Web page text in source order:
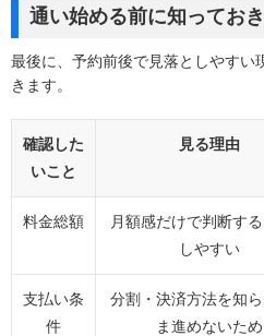
通い始める前に知ってお
最後に、予約前後で見落としやすい
きます。
確認した
いこと
見る理由
料金総額
月額感だけで判断す
しやすい
支払い条
件
分割・決済方法を知ら
ま進めないため